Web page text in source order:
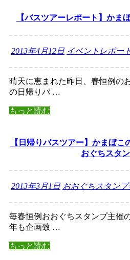
【バスツアーレポート】かま
2013年4月12日 イベントレポート
晴天に恵まれた昨日、春恒例の
の日帰りバ …
もっと読む
【日帰りバスツアー】かまぼ
おぐちスタ
2013年3月1日 おおぐちスタンプ
毎春恒例おおぐちスタンプ主催
年も企画致 …
もっと読む